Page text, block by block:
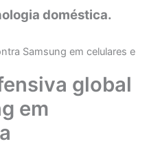
doméstica.
Samsung em celulares e
global
em